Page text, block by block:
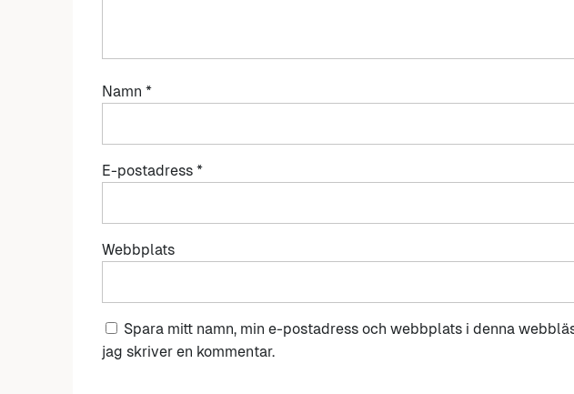
Namn *
E-postadress *
Webbplats
Spara mitt namn, min e-postadress och webbplats i denna
jag skriver en kommentar.